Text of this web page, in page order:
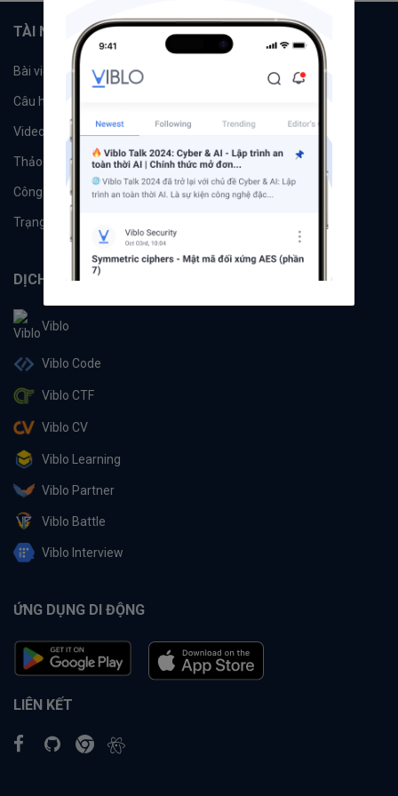
TÀI NGUYÊN
Bài viết
Câu hỏi
Videos Tác giả
Thảo luận Đề xuất hệ thống
Công cụ Machine Learning
Trạng thái hệ thống
DỊCH VỤ
Viblo
Viblo Code
Viblo CTF
Viblo CV
Viblo Learning
Viblo Partner
Viblo Battle
Viblo Interview
ỨNG DỤNG DI ĐỘNG
LIÊN KẾT